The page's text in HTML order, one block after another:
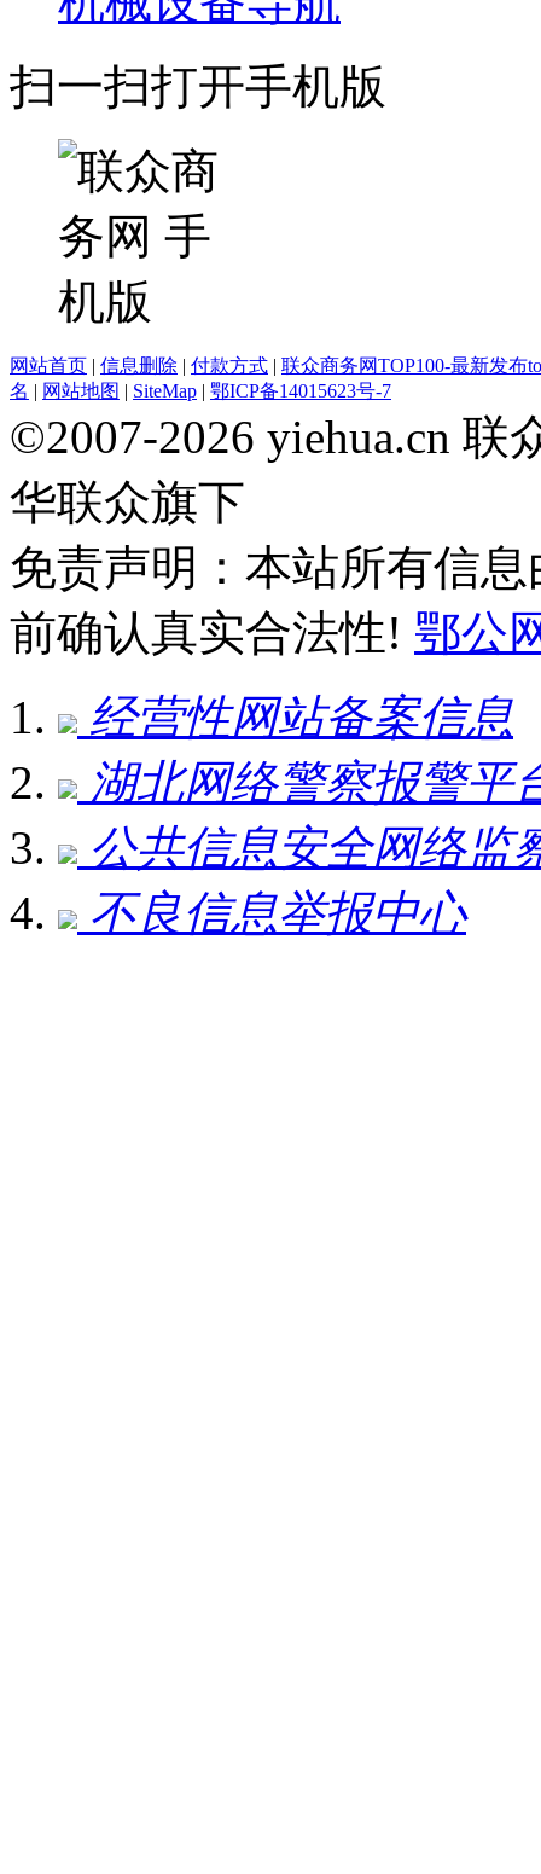
扫一扫打开手机版
网站首页 | 信息删除 | 付款方式 | 联众商务网TOP100-最新发布
名 | 网站地图 | SiteMap | 鄂ICP备14015623号-7
©2007-2026 yiehua.cn
华联众旗下
免责声明：本站所有信
前确认真实合法性! 鄂公
经营性网站备案信息
湖北网络警察报警平
公共信息安全网络监
不良信息举报中心